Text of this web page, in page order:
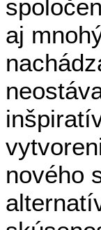
aj
nového